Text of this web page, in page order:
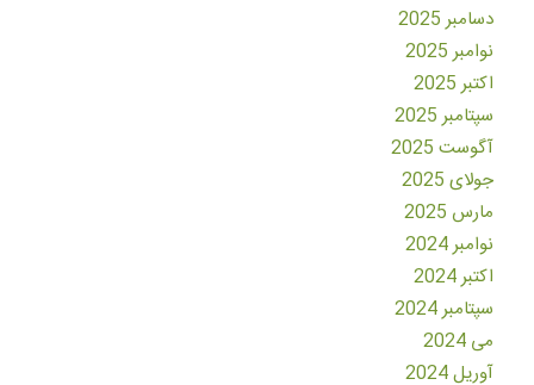
دسامبر 2025
نوامبر 2025
اکتبر 2025
سپتامبر 2025
آگوست 2025
جولای 2025
مارس 2025
نوامبر 2024
اکتبر 2024
سپتامبر 2024
می 2024
آوریل 2024